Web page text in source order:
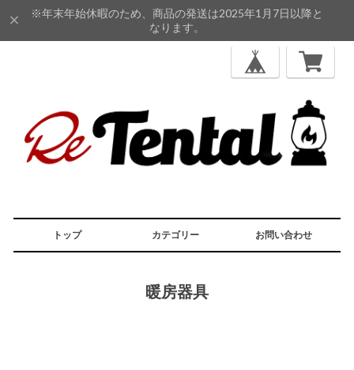
※年末年始休暇のため、商品の発送は2025年1月7日以降と
なります。
トップ カテゴリー お問い合わせ
暖房器具